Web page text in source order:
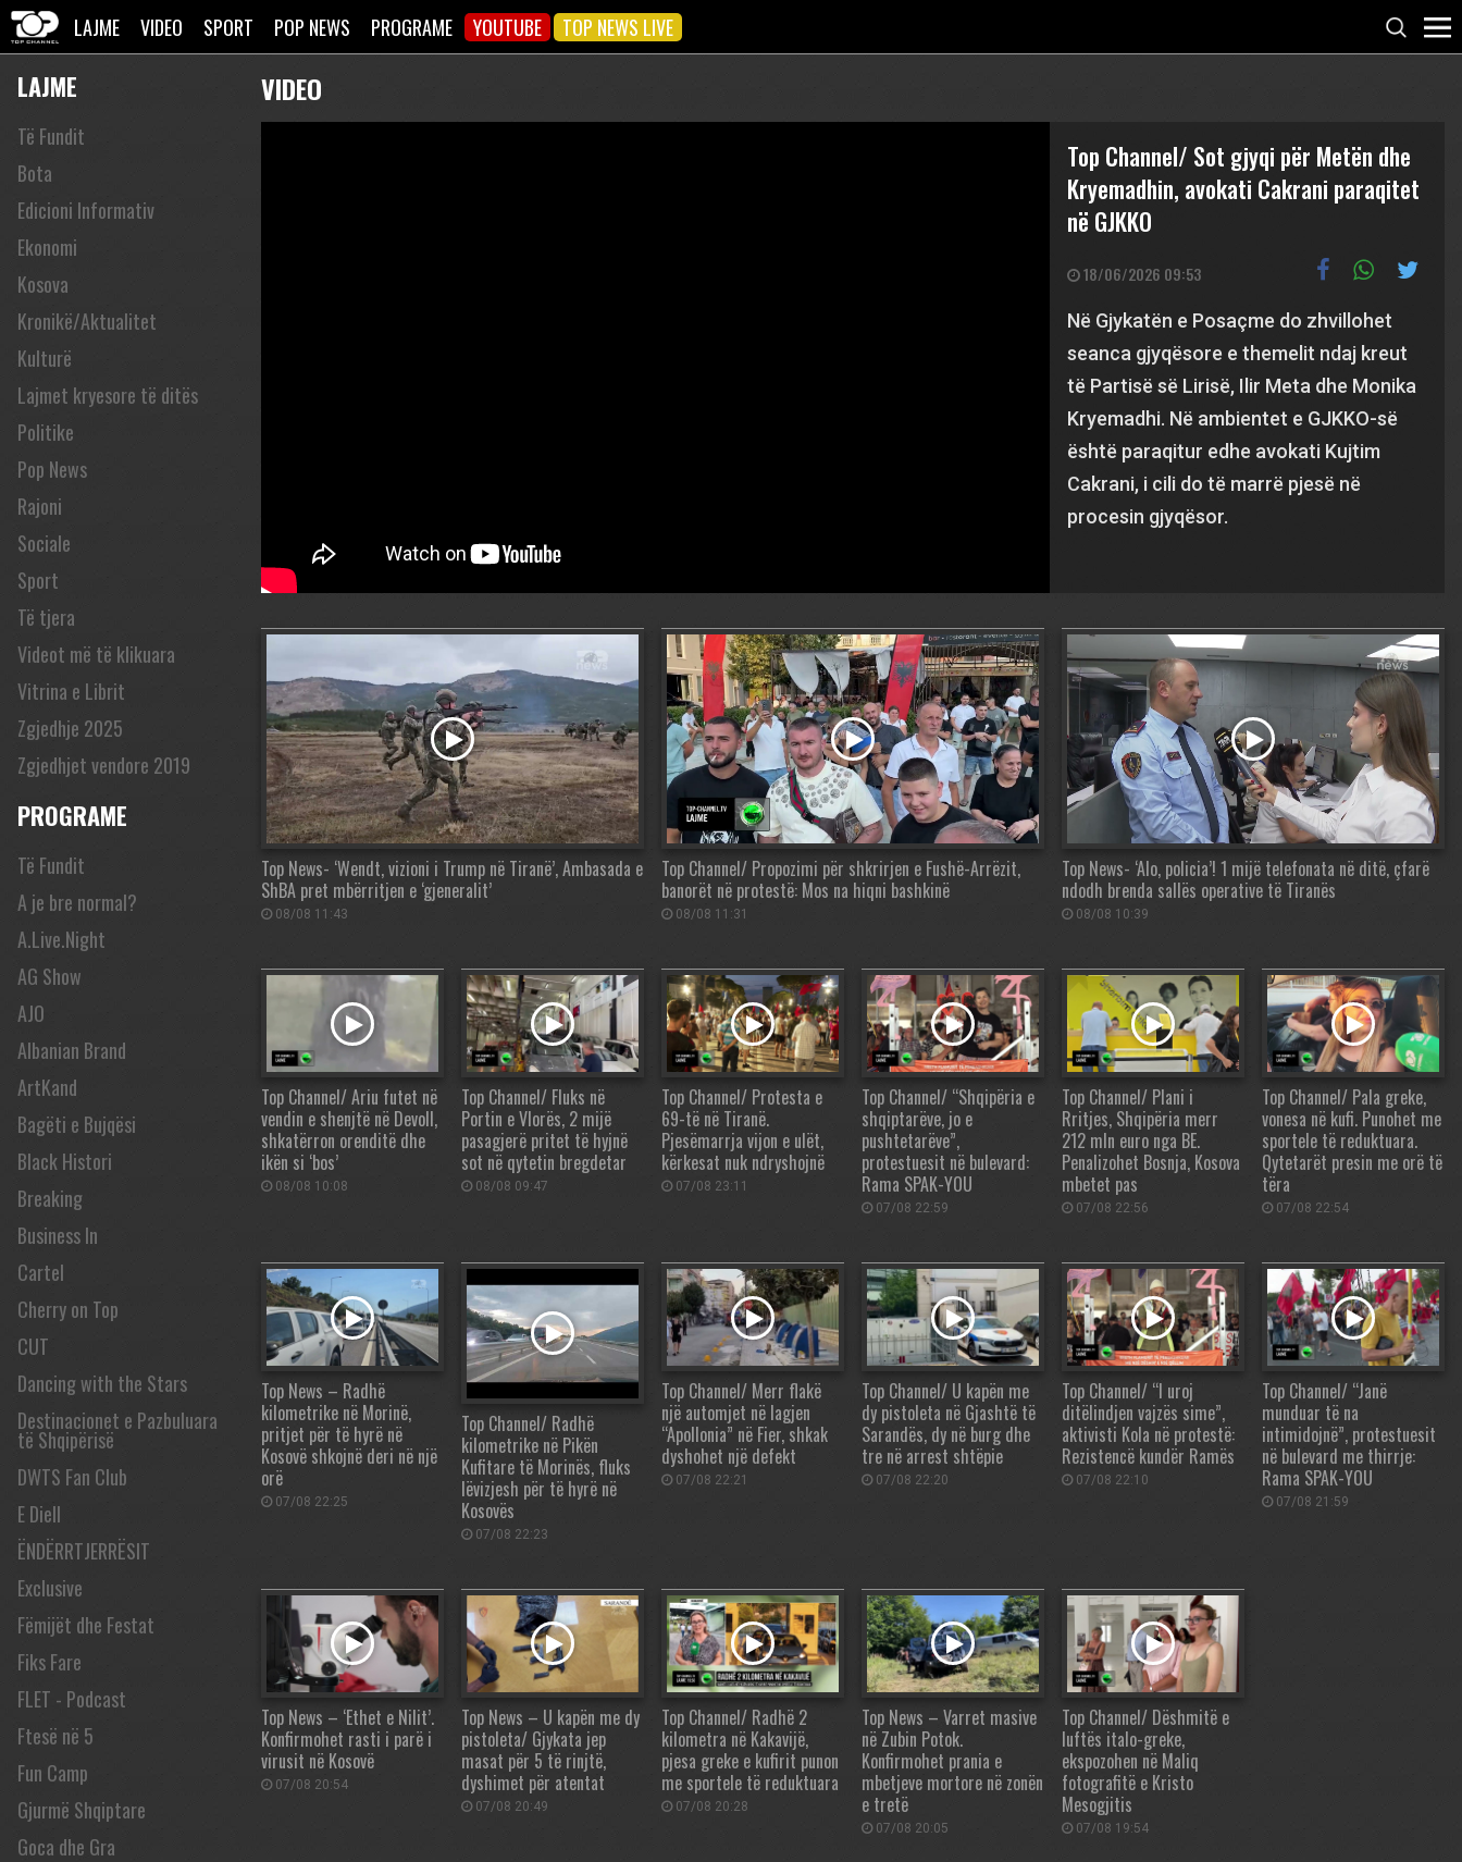
LAJME VIDEO SPORT POP NEWS PROGRAME YOUTUBE TOP NEWS LIVE
LAJME
Të Fundit
Bota
Edicioni Informativ
Ekonomi
Kosova
Kronikë/Aktualitet
Kulturë
Lajmet kryesore të ditës
Politike
Pop News
Rajoni
Sociale
Sport
Të tjera
Videot më të klikuara
Vitrina e Librit
Zgjedhje 2025
Zgjedhjet vendore 2019
PROGRAME
Të Fundit
A je bre normal?
A.Live.Night
AG Show
AJO
Albanian Brand
ArtKand
Bagëti e Bujqësi
Black Histori
Breaking
Business In
Cartel
Cherry on Top
CUT
Dancing with the Stars
Destinacionet e Pazbuluara
të Shqipërisë
DWTS Fan Club
E Diell
ËNDËRRTJERRËSIT
Exclusive
Fëmijët dhe Festat
Fiks Fare
FLET - Podcast
Ftesë në 5
Fun Camp
Gjurmë Shqiptare
Goca dhe Gra
VIDEO
Top Channel/ Sot gjyqi për Metën dhe
Kryemadhin, avokati Cakrani paraqitet
në GJKKO
18/06/2026 09:53
Në Gjykatën e Posaçme do zhvillohet
seanca gjyqësore e themelit ndaj kreut
të Partisë së Lirisë, Ilir Meta dhe Monika
Kryemadhi. Në ambientet e GJKKO-së
është paraqitur edhe avokati Kujtim
Cakrani, i cili do të marrë pjesë në
procesin gjyqësor.
Top News- ‘Wendt, vizioni i Trump në Tiranë’, Ambasada e
ShBA pret mbërritjen e ‘gjeneralit’
08/08 11:43
Top Channel/ Propozimi për shkrirjen e Fushë-Arrëzit,
banorët në protestë: Mos na hiqni bashkinë
08/08 11:31
Top News- ‘Alo, policia’! 1 mijë telefonata në ditë, çfarë
ndodh brenda sallës operative të Tiranës
08/08 10:39
Top Channel/ Ariu futet në
vendin e shenjtë në Devoll,
shkatërron orenditë dhe
ikën si ‘bos’
08/08 10:08
Top Channel/ Fluks në
Portin e Vlorës, 2 mijë
pasagjerë pritet të hyjnë
sot në qytetin bregdetar
08/08 09:47
Top Channel/ Protesta e
69-të në Tiranë.
Pjesëmarrja vijon e ulët,
kërkesat nuk ndryshojnë
07/08 23:11
Top Channel/ “Shqipëria e
shqiptarëve, jo e
pushtetarëve”,
protestuesit në bulevard:
Rama SPAK-YOU
07/08 22:59
Top Channel/ Plani i
Rritjes, Shqipëria merr
212 mln euro nga BE.
Penalizohet Bosnja, Kosova
mbetet pas
07/08 22:56
Top Channel/ Pala greke,
vonesa në kufi. Punohet me
sportele të reduktuara.
Qytetarët presin me orë të
tëra
07/08 22:54
Top News – Radhë
kilometrike në Morinë,
pritjet për të hyrë në
Kosovë shkojnë deri në një
orë
07/08 22:25
Top Channel/ Radhë
kilometrike në Pikën
Kufitare të Morinës, fluks
lëvizjesh për të hyrë në
Kosovës
07/08 22:23
Top Channel/ Merr flakë
një automjet në lagjen
“Apollonia” në Fier, shkak
dyshohet një defekt
07/08 22:21
Top Channel/ U kapën me
dy pistoleta në Gjashtë të
Sarandës, dy në burg dhe
tre në arrest shtëpie
07/08 22:20
Top Channel/ “I uroj
ditëlindjen vajzës sime”,
aktivisti Kola në protestë:
Rezistencë kundër Ramës
07/08 22:10
Top Channel/ “Janë
munduar të na
intimidojnë”, protestuesit
në bulevard me thirrje:
Rama SPAK-YOU
07/08 21:59
Top News – ‘Ethet e Nilit’.
Konfirmohet rasti i parë i
virusit në Kosovë
07/08 20:54
Top News – U kapën me dy
pistoleta/ Gjykata jep
masat për 5 të rinjtë,
dyshimet për atentat
07/08 20:49
Top Channel/ Radhë 2
kilometra në Kakavijë,
pjesa greke e kufirit punon
me sportele të reduktuara
07/08 20:28
Top News – Varret masive
në Zubin Potok.
Konfirmohet prania e
mbetjeve mortore në zonën
e tretë
07/08 20:05
Top Channel/ Dëshmitë e
luftës italo-greke,
ekspozohen në Maliq
fotografitë e Kristo
Mesogjitis
07/08 19:54